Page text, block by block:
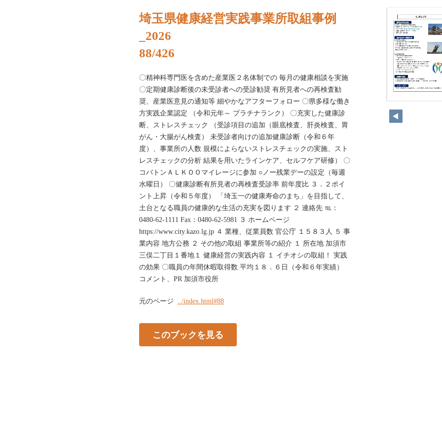
埼玉県健康経営実践事業所取組事例
_2026
88/426
〇精神科専門医を含めた産業医２名体制での 毎月の健康相談を実施
〇定期健康診断後の未受診者への受診勧奨 有所見者への再検査勧
奨、産業医意見の通知等 細やかなアフターフォロー 〇県多様な働き
方実践企業認定 （令和元年～ プラチナランク） 〇充実した健康診
断、ストレスチェック （受診項目の追加（眼底検査、肝炎検査、胃
がん・大腸がん検査） 未受診者向けの追加健康診断（令和６年
度）、事業所の人数 規模によらないストレスチェックの実施、スト
レスチェックの分析 結果を用いたラインケア、セルフケア研修） 〇
コバトンＡＬＫＯＯマイレージに参加 ○ノー残業デーの設定（毎週
水曜日） 〇健康診断有所見者の再検査受診率 前年度比 ３．２ポイ
ント上昇（令和５年度） 「埼玉一の健康寿命のまち」を目指して、
土台となる職員の健康的な生活の充実を図ります ２ 連絡先 ℡：
0480-62-1111 Fax：0480-62-5981 ３ ホームページ
https://www.city.kazo.lg.jp ４ 業種、従業員数 官公庁 １５８３人 ５ 事
業内容 地方公務 ２ その他の取組 事業所等の紹介 １ 所在地 加須市
三俣二丁目１番地１ 健康経営の実践内容 １ イチオシの取組！ 実践
の効果 〇職員の年間休暇取得数 平均１８．６日（令和６年実績）
コメント、PR 加須市役所
元のページ ../index.html#88
このブックを見る